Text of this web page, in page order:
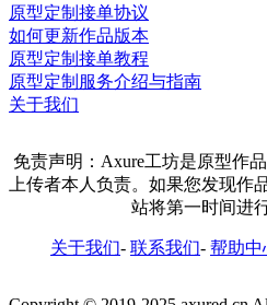
原型定制接单协议
如何更新作品版本
原型定制接单教程
原型定制服务介绍与指南
关于我们
免责声明：Axure工坊是原型作
上传者本人负责。如果您发现作
站将第一时间进
关于我们- 联系我们- 帮助中